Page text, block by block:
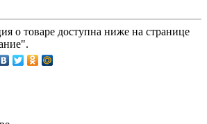
о товаре доступна ниже на странице